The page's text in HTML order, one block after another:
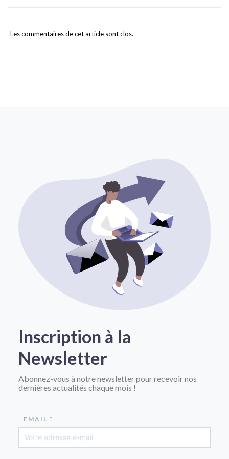
Les commentaires de cet article sont clos.
Inscription à la
Newsletter
Abonnez-vous à notre newsletter pour recevoir nos
dernières actualités chaque mois !
EMAIL *